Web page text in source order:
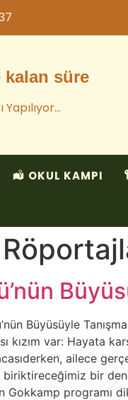
süre
Yapılıyor…
OKUL KAMPI
Büyüsüyle
kızım var: Hayata
ailece
bir
Gokkamp programı